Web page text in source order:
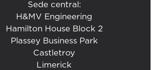
Sede central:
H&MV Engineering
Hamilton House Block 2
Plassey Business Park
Castletroy
Limerick